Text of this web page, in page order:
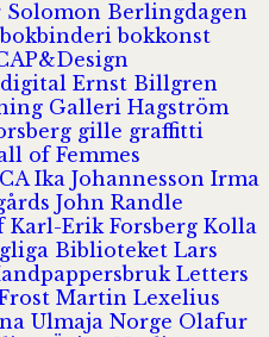
Solomon Berlingdagen
bokbinderibokkonst
digital Ernst Billgren
Galleri Hagström
gille graffitti
of Femmes
Ika Johannesson Irma
John Randle
Karl-Erik Forsberg Kolla
Biblioteket Lars
Letters
Martin Lexelius
Ulmaja Norge Olafur